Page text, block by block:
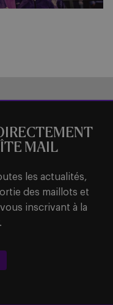
MAIL
les actualités,
des maillots et
inscrivant à la